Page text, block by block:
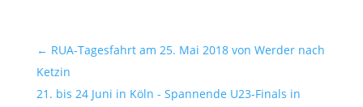
← RUA-Tagesfahrt am 25. Mai 2018 von Werder nach
Ketzin
21. bis 24 Juni in Köln - Spannende U23-Finals in